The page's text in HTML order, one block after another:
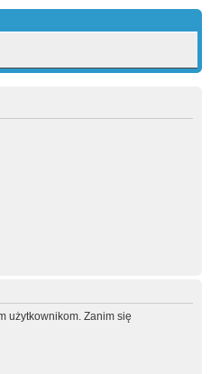
użytkownikom. Zanim się